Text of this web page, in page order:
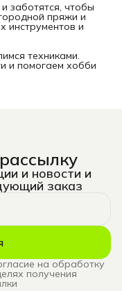
заботятся, чтобы
пряжи и
инструментов и
техниками.
и помогаем хобби
и новости и
заказ
на обработку
получения